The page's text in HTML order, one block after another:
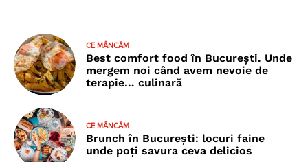
CE MÂNCĂM
Best comfort food în București. Unde
mergem noi când avem nevoie de
terapie… culinară
CE MÂNCĂM
Brunch în București: locuri faine
unde poţi savura ceva delicios